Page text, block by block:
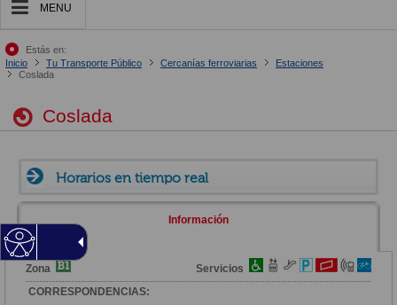
MENU
Estás en:
Inicio
Tu Transporte Público Cercanías ferroviarias
Estaciones
Coslada
Coslada
Horarios en tiempo real
Información
Zona
Servicios
CORRESPONDENCIAS: